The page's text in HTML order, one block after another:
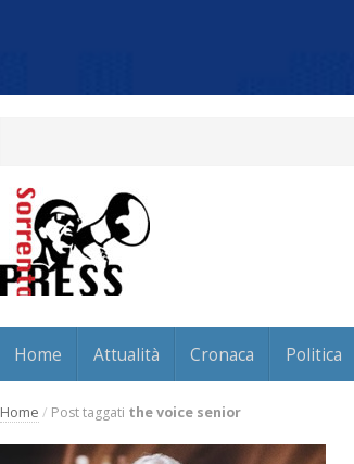
Home Attualità Cronaca Politica
Home / Post taggati the voice senior